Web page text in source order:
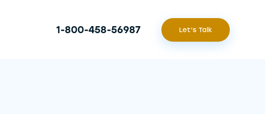
1-800-458-56987 Let’s Talk